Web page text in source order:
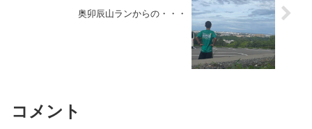
奥卯辰山ランからの・・・
コメント